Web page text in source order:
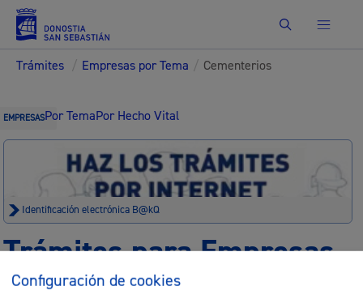
Buscar
Trámites / Empresas por Tema / Cementerios
EMPRESASPor TemaPor Hecho Vital
Identificación electrónica B@kQ
Trámites para Empresas
Sede electrónica Nota legal
Configuración de cookies